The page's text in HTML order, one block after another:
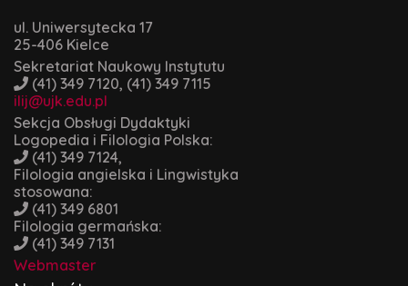
ul. Uniwersytecka 17
25-406 Kielce
Sekretariat Naukowy Instytutu
(41) 349 7120, (41) 349 7115
ilij@ujk.edu.pl
Sekcja Obsługi Dydaktyki
Logopedia i Filologia Polska:
(41) 349 7124,
Filologia angielska i Lingwistyka
stosowana:
(41) 349 6801
Filologia germańska:
(41) 349 7131
Webmaster